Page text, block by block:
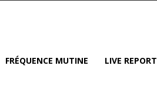
FRÉQUENCE MUTINE LIVE REPORT